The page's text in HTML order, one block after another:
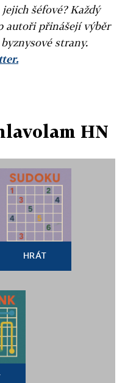
šéfové? Každý
autoři přinášejí výběr
strany.
HN
HRÁT